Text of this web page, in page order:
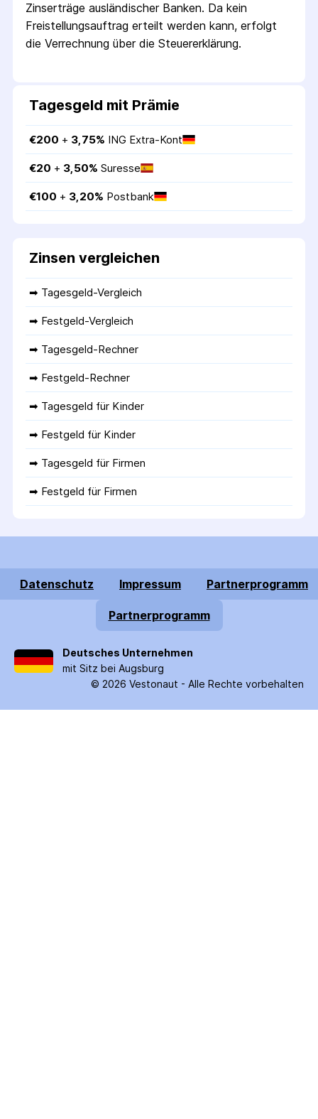
Zins­erträge ausländischer Banken. Da kein
Freistellungs­auftrag erteilt werden kann, erfolgt
die Verrechnung über die Steuer­erklärung.
Tagesgeld mit Prämie
€200 + 3,75% ING Extra-Kont
€20 + 3,50% Suresse
€100 + 3,20% Postbank
Zinsen vergleichen
➡ Tagesgeld-Vergleich
➡ Festgeld-Vergleich
➡ Tagesgeld-Rechner
➡ Festgeld-Rechner
➡ Tagesgeld für Kinder
➡ Festgeld für Kinder
➡ Tagesgeld für Firmen
➡ Festgeld für Firmen
Datenschutz Impressum Partnerprogramm
Partnerprogramm
Deutsches Unternehmen
mit Sitz bei Augsburg
© 2026 Vestonaut - Alle Rechte vorbehalten